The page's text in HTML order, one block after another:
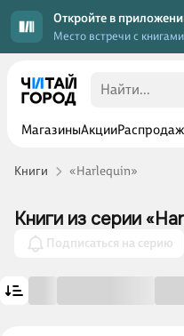
Откройте в
Место встречи с книгами
МагазиныАкции
Книги «Harlequin»
Книги из серии
Подписаться на серию